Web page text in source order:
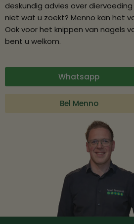
deskundig advies over
niet wat u zoekt? Menno kan het
Ook voor het knippen van nagels
bent u welkom.
Whatsapp
Bel Menno